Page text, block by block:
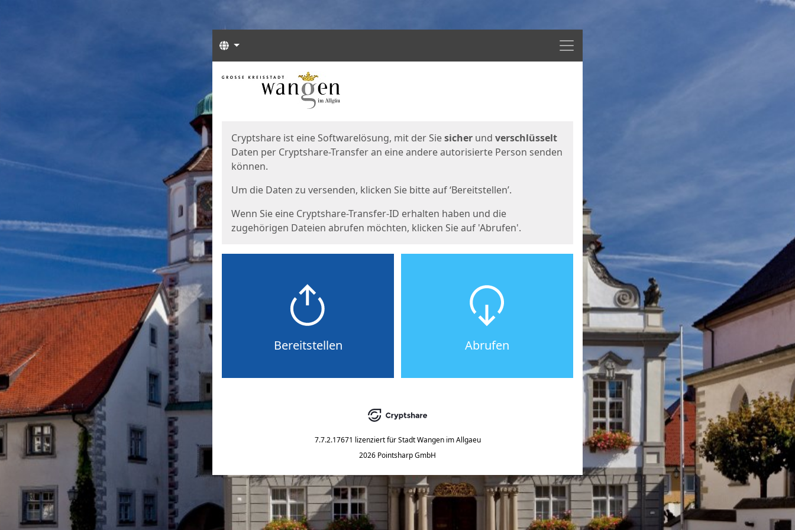
Menü
Sprachen
Start
Cryptshare ist eine Softwarelösung, mit der Siesicher und verschlüsselt
Daten per Cryptshare-Transfer an eine andere autorisierte Person senden
können.
Um die Daten zu versenden, klicken Sie bitte auf ‘Bereitstellen’.
Wenn Sie eine Cryptshare-Transfer-ID erhalten haben und die
zugehörigen Dateien abrufen möchten, klicken Sie auf 'Abrufen'.
Bereitstellen Abrufen
7.7.2.17671 lizenziert für Stadt Wangen im Allgaeu
2026 Pointsharp GmbH